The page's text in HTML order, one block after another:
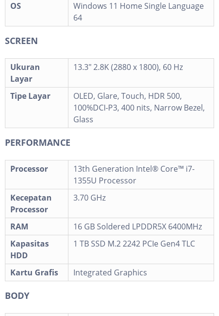
OS
Windows 11 Home Single Language
64
SCREEN
Ukuran
Layar
13.3" 2.8K (2880 x 1800), 60 Hz
Tipe Layar
OLED, Glare, Touch, HDR 500,
100%DCI-P3, 400 nits, Narrow Bezel,
Glass
PERFORMANCE
Processor
13th Generation Intel® Core™ i7-
1355U Processor
Kecepatan
Processor
3.70 GHz
RAM
16 GB Soldered LPDDR5X 6400MHz
Kapasitas
HDD
1 TB SSD M.2 2242 PCIe Gen4 TLC
Kartu Grafis Integrated Graphics
BODY